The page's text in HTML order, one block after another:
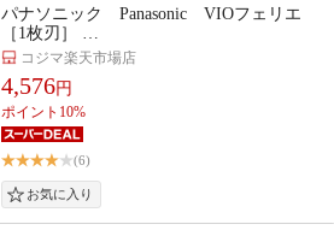
パナソニック Panasonic VIOフェリエ
［1枚刃］ …
コジマ楽天市場店
4,576円
ポイント10%
(6)